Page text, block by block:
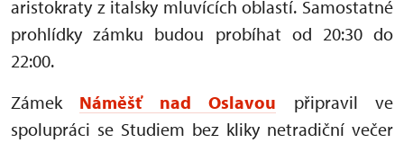
aristokraty z italsky mluvících oblastí. Samostatné
prohlídky zámku budou probíhat od 20:30 do
22:00.
Zámek Náměšť nad Oslavou připravil ve
spolupráci se Studiem bez kliky netradiční večer